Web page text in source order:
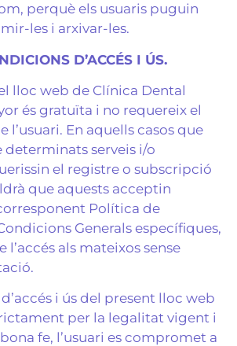
perquè els usuaris puguin
les i arxivar-les.
D’ACCÉS I ÚS.
lloc web de Clínica Dental
és gratuïta i no requereix el
l’usuari. En aquells casos que
determinats serveis i/o
el registre o subscripció
que aquests acceptin
Política de
Generals específiques,
l’accés als mateixos sense
i ús del present lloc web
per la legalitat vigent i
fe, l’usuari es compromet a